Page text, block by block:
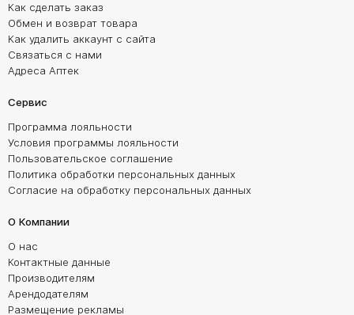
Как сделать заказ
Обмен и возврат товара
Как удалить аккаунт с сайта
Связаться с нами
Адреса Аптек
Сервис
Программа лояльности
Условия программы лояльности
Пользовательское соглашение
Политика обработки персональных данных
Согласие на обработку персональных данных
О Компании
О нас
Контактные данные
Производителям
Арендодателям
Размещение рекламы